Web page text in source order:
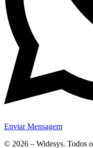
Enviar Mensagem
© 2026 – Widesys. Todos